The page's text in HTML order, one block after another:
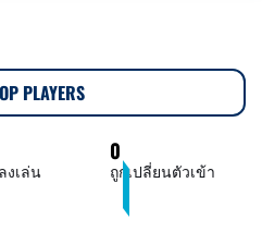
PLAYERS
งเล่น
0
ถูกเปลี่ยนตัวเข้า